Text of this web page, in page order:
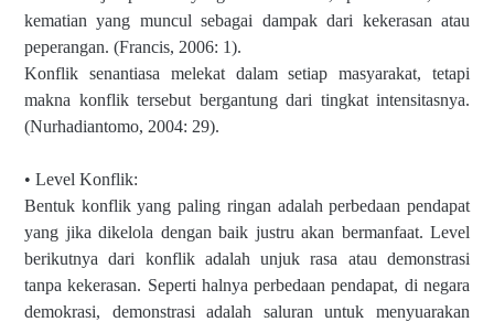
kematian yang muncul sebagai dampak dari kekerasan atau
peperangan. (Francis, 2006: 1).
Konflik senantiasa melekat dalam setiap masyarakat, tetapi
makna konflik tersebut bergantung dari tingkat intensitasnya.
(Nurhadiantomo, 2004: 29).
• Level Konflik:
Bentuk konflik yang paling ringan adalah perbedaan pendapat
yang jika dikelola dengan baik justru akan bermanfaat. Level
berikutnya dari konflik adalah unjuk rasa atau demonstrasi
tanpa kekerasan. Seperti halnya perbedaan pendapat, di negara
demokrasi, demonstrasi adalah saluran untuk menyuarakan